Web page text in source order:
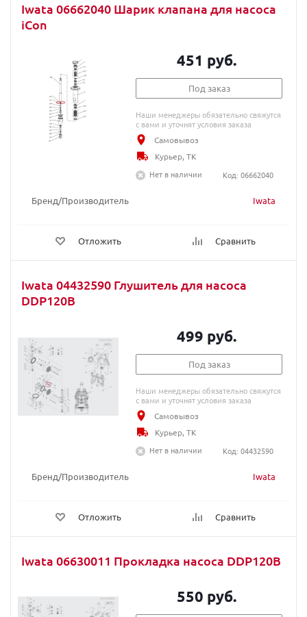
Iwata 06662040 Шарик клапана для насоса
iCon
Бренд/Производитель Iwata
Отложить Сравнить
451 руб.
Под заказ
Наши менеджеры обязательно свяжутся
с вами и уточнят условия заказа
Самовывоз
Курьер, ТК
Нет в наличии
Код: 06662040
Iwata 04432590 Глушитель для насоса
DDP120B
Бренд/Производитель Iwata
Отложить Сравнить
499 руб.
Под заказ
Наши менеджеры обязательно свяжутся
с вами и уточнят условия заказа
Самовывоз
Курьер, ТК
Нет в наличии
Код: 04432590
Iwata 06630011 Прокладка насоса DDP120B
550 руб.